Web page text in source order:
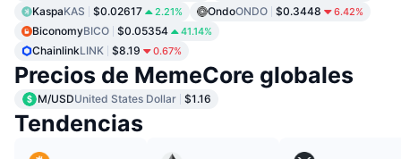
KaspaKAS $0.02617 2.21% OndoONDO $0.3448 6.42%
BiconomyBICO $0.05354 41.14%
ChainlinkLINK $8.19 0.67%
Precios de MemeCore globales
M/USDUnited States Dollar $1.16
Tendencias